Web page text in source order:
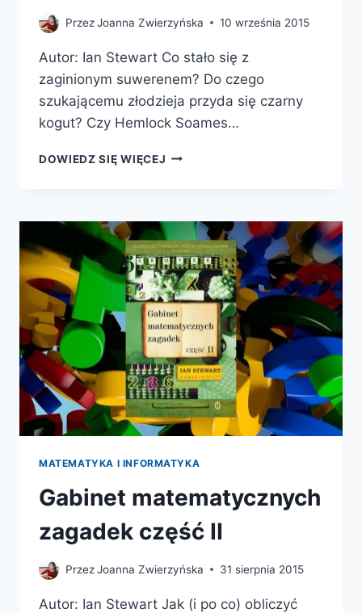
PrzezJoanna Zwierzyńska 10 września 2015
Autor: Ian Stewart Co stało się z
zaginionym suwerenem? Do czego
szukającemu złodzieja przyda się czarny
kogut? Czy Hemlock Soames…
DOWIEDZ SIĘ WIĘCEJ KSIĘGA
MATEMATYKA I INFORMATYKA
Gabinet matematycznych
zagadek część II
PrzezJoanna Zwierzyńska 31 sierpnia 2015
Autor: Ian Stewart Jak (i po co) obliczyć